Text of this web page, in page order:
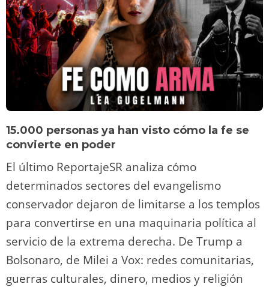
15.000 personas ya han visto cómo la fe se
convierte en poder
El último ReportajeSR analiza cómo
determinados sectores del evangelismo
conservador dejaron de limitarse a los templos
para convertirse en una maquinaria política al
servicio de la extrema derecha. De Trump a
Bolsonaro, de Milei a Vox: redes comunitarias,
guerras culturales, dinero, medios y religión